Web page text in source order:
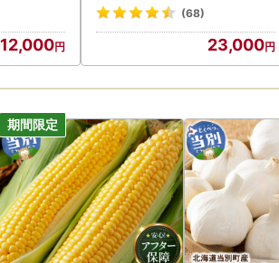
12,000
(68)
23,000